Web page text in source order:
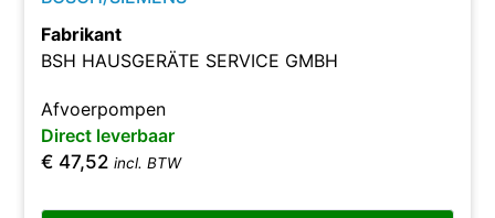
Fabrikant
BSH HAUSGERÄTE SERVICE GMBH
Afvoerpompen
Direct leverbaar
€ 47,52 incl. BTW